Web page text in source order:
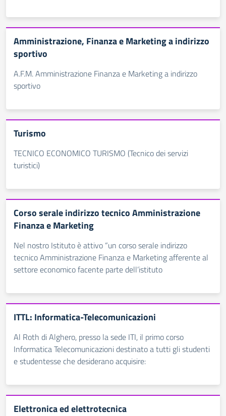
Amministrazione, Finanza e Marketing a indirizzo
sportivo
A.F.M. Amministrazione Finanza e Marketing a indirizzo
sportivo
Turismo
TECNICO ECONOMICO TURISMO (Tecnico dei servizi
turistici)
Corso serale indirizzo tecnico Amministrazione
Finanza e Marketing
Nel nostro Istituto è attivo “un corso serale indirizzo
tecnico Amministrazione Finanza e Marketing afferente al
settore economico facente parte dell’istituto
ITTL: Informatica-Telecomunicazioni
Al Roth di Alghero, presso la sede ITI, il primo corso
Informatica Telecomunicazioni destinato a tutti gli studenti
e studentesse che desiderano acquisire:
Elettronica ed elettrotecnica